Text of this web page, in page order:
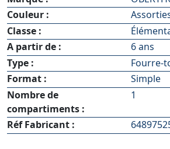
Couleur :
Classe :
A partir de :
6 ans
Type :
Fourre-
Format :
Simple
Nombre de
compartiments :
1
Réf Fabricant :